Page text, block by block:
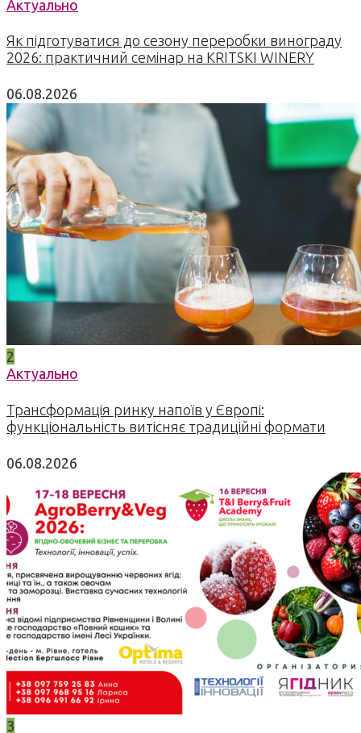
Актуально
Як підготуватися до сезону переробки винограду
2026: практичний семінар на KRITSKI WINERY
06.08.2026
2
Актуально
Трансформація ринку напоїв у Європі:
функціональність витісняє традиційні формати
06.08.2026
3